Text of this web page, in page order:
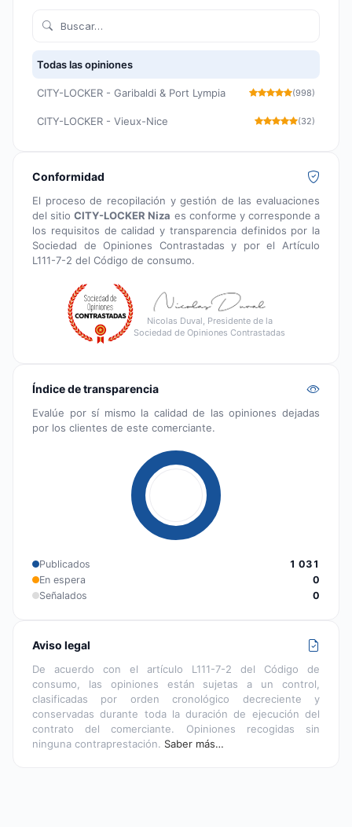
Todas las opiniones
CITY-LOCKER - Garibaldi & Port Lympia (998)
CITY-LOCKER - Vieux-Nice (32)
Conformidad
El proceso de recopilación y gestión de las evaluaciones
del sitioCITY-LOCKER Niza es conforme y corresponde a
los requisitos de calidad y transparencia definidos por la
Sociedad de Opiniones Contrastadas y por el Artículo
L111-7-2 del Código de consumo.
Nicolas Duval, Presidente de la
Sociedad de Opiniones Contrastadas
Índice de transparencia
Evalúe por sí mismo la calidad de las opiniones dejadas
por los clientes de este comerciante.
Publicados
1 031
En espera
0
Señalados
0
Aviso legal
De acuerdo con el artículo L111-7-2 del Código de
consumo, las opiniones están sujetas a un control,
clasificadas por orden cronológico decreciente y
conservadas durante toda la duración de ejecución del
contrato del comerciante. Opiniones recogidas sin
ninguna contraprestación. Saber más…